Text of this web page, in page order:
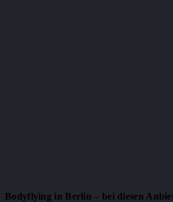
Bodyflying in Berlin – bei diesen